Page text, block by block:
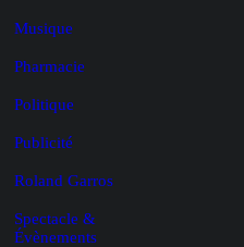
Musique
Pharmacie
Politique
Publicité
Roland Garros
Spectacle &
Évènements